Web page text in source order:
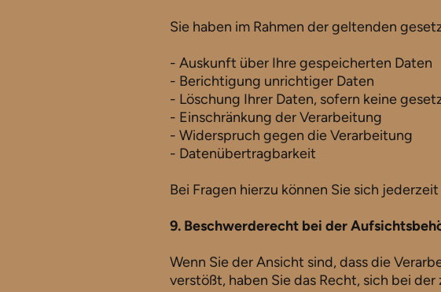
Sie haben im Rahmen der geltenden
- Auskunft über Ihre gespeicherten Daten
- Berichtigung unrichtiger Daten
- Löschung Ihrer Daten, sofern keine
- Einschränkung der Verarbeitung
- Widerspruch gegen die Verarbeitung
- Datenübertragbarkeit
Bei Fragen hierzu können Sie sich
9. Beschwerderecht bei der
Wenn Sie der Ansicht sind, dass die
verstößt, haben Sie das Recht, sich bei